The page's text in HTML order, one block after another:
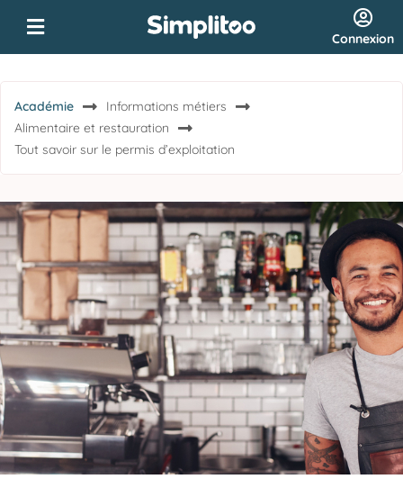
Connexion
Académie
Informations métiers
Alimentaire et restauration
Tout savoir sur le permis d’exploitation